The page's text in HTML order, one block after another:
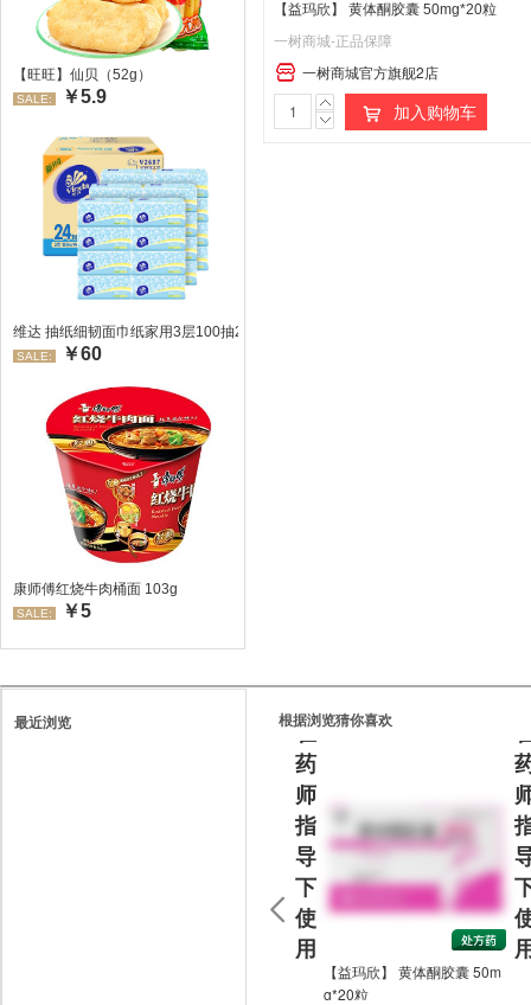
【旺旺】仙贝（52g）
SALE: ￥5.9
维达 抽纸细韧面巾纸家用3层100抽24包/箱 超值装 偏远地区不发货偏远地区:(含
SALE: ￥60
康师傅红烧牛肉桶面 103g
SALE: ￥5
【益玛欣】 黄体酮胶囊 50mg*20粒
一树商城-正品保障
一树商城官方旗舰2店
加入购物车
最近浏览 根据浏览猜你喜欢
在
药
师
指
导
下
使
用
【益玛欣】 黄体酮胶囊 50m
g*20粒